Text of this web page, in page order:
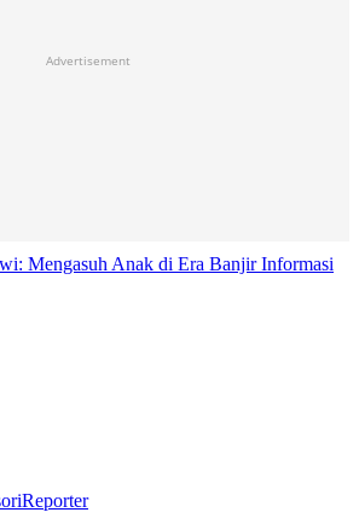
Advertisement
Mengasuh Anak di Era Banjir Informasi
Reporter